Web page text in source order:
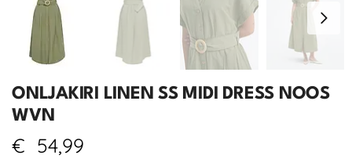
ONLJAKIRI LINEN SS MIDI DRESS NOOS
WVN
€ 54,99